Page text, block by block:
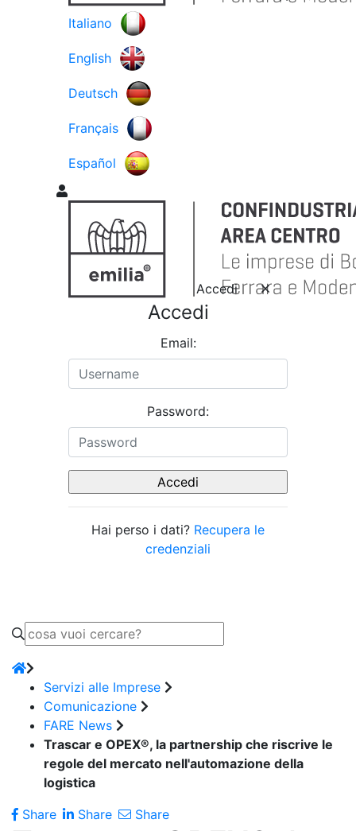
Italiano
English
Deutsch
Français
Español
Accedi
Accedi
Email:
Password:
Hai perso i dati? Recupera le
credenziali
Servizi alle Imprese
Comunicazione
FARE News
Trascar e OPEX®, la partnership che riscrive le
regole del mercato nell'automazione della
logistica
Share
Share Share